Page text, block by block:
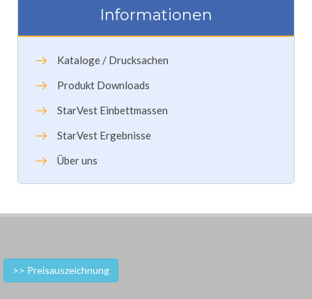
Informationen
Kataloge / Drucksachen
Produkt Downloads
StarVest Einbettmassen
StarVest Ergebnisse
Über uns
>> Preisauszeichnung